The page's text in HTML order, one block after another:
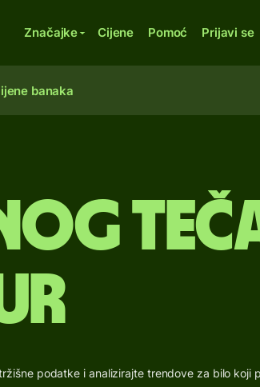
Značajke Cijene Pomoć Prijavi se
banaka
podatke i analizirajte trendove za bilo koji